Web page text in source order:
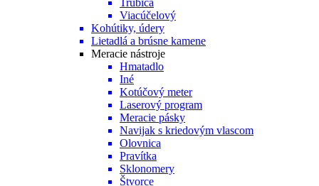
Trubica
Viacúčelový
Kohútiky, údery
Lietadlá a brúsne kamene
Meracie nástroje
Hmatadlo
Iné
Kotúčový meter
Laserový program
Meracie pásky
Navijak s kriedovým vlascom
Olovnica
Pravítka
Sklonomery
Štvorce